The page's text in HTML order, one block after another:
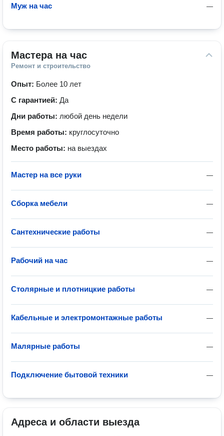
—
Муж на час
Мастера на час
Ремонт и строительство
Опыт: Более 10 лет
С гарантией: Да
Дни работы: любой день недели
Время работы: круглосуточно
Место работы: на выездах
—
Мастер на все руки
—
Сборка мебели
—
Сантехнические работы
—
Рабочий на час
—
Столярные и плотницкие работы
—
Кабельные и электромонтажные работы
—
Малярные работы
—
Подключение бытовой техники
Адреса и области выезда